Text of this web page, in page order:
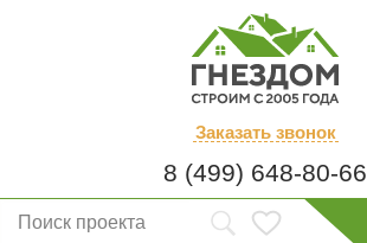
Заказать звонок
8 (499) 648-80-66